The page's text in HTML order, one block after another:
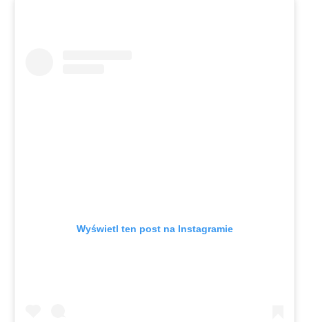
Wyświetl ten post na Instagramie